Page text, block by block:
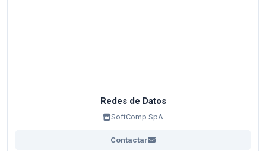
Redes de Datos
SoftComp SpA
Contactar